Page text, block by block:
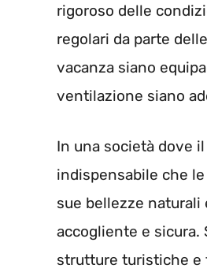
rigoroso delle
regolari da parte
vacanza siano
ventilazione siano
In una società dove
indispensabile che
sue bellezze
accogliente e
strutture turistiche e